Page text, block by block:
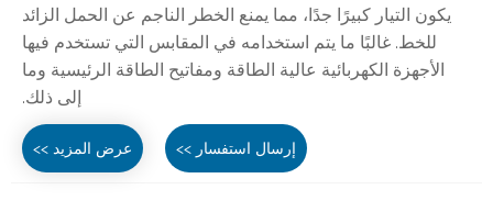
يكون التيار كبيرًا جدًا، مما يمنع الخطر الناجم عن الحمل الزائد
للخط. غالبًا ما يتم استخدامه في المقابس التي تستخدم فيها
الأجهزة الكهربائية عالية الطاقة ومفاتيح الطاقة الرئيسية وما
إلى ذلك.
عرض المزيد >> إرسال استفسار >>